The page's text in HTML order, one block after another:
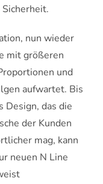
nun wieder
mit größeren
und
aufwartet. Bis
Design, das die
der Kunden
mag, kann
neuen N Line